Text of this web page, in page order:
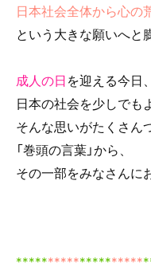
日本社会全体から心の
という大きな願いへと
成人の日を迎える今日、
日本の社会を少しでも
そんな思いがたくさん
「巻頭の言葉」から、
その一部をみなさんに